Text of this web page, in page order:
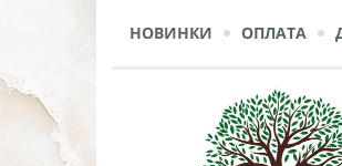
НОВИНКИ ОПЛАТА